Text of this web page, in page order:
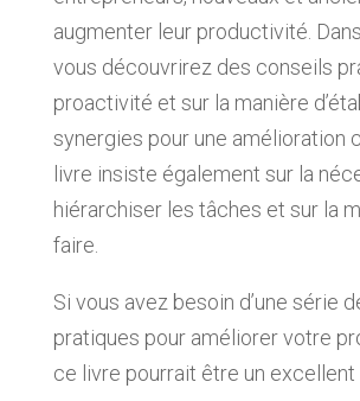
augmenter leur productivité.
vous découvrirez des conseils
proactivité et sur la manière
synergies pour une amélioration
livre insiste également sur la
hiérarchiser les tâches et sur la
faire.
Si vous avez besoin d’une série
pratiques pour améliorer votre
ce livre pourrait être un excellent